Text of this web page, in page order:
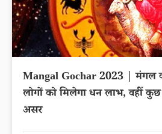
Mangal Gochar 2023 | मंगल
लोगों को मिलेगा धन लाभ, वहीं कुछ
असर